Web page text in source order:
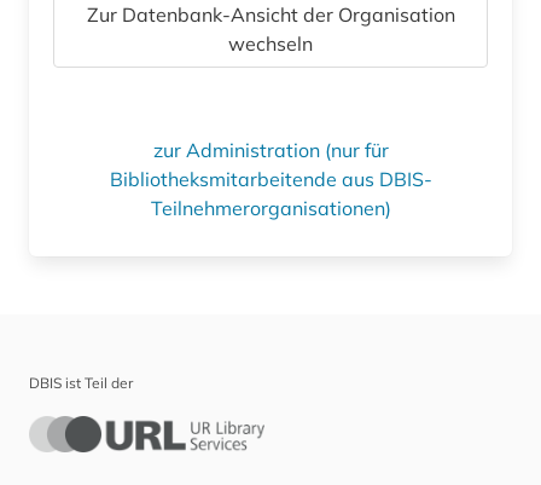
Zur Datenbank-Ansicht der Organisation
wechseln
zur Administration (nur für
Bibliotheksmitarbeitende aus DBIS-
Teilnehmerorganisationen)
DBIS ist Teil der